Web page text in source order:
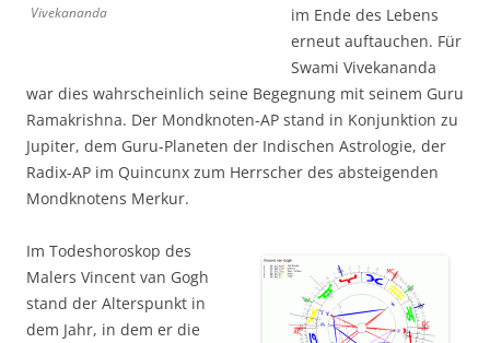
Vivekananda
im Ende des Lebens
erneut auftauchen. Für
Swami Vivekananda
war dies wahrscheinlich seine Begegnung mit seinem Guru
Ramakrishna. Der Mondknoten-AP stand in Konjunktion zu
Jupiter, dem Guru-Planeten der Indischen Astrologie, der
Radix-AP im Quincunx zum Herrscher des absteigenden
Mondknotens Merkur.
Im Todeshoroskop des
Malers Vincent van Gogh
stand der Alterspunkt in
dem Jahr, in dem er die